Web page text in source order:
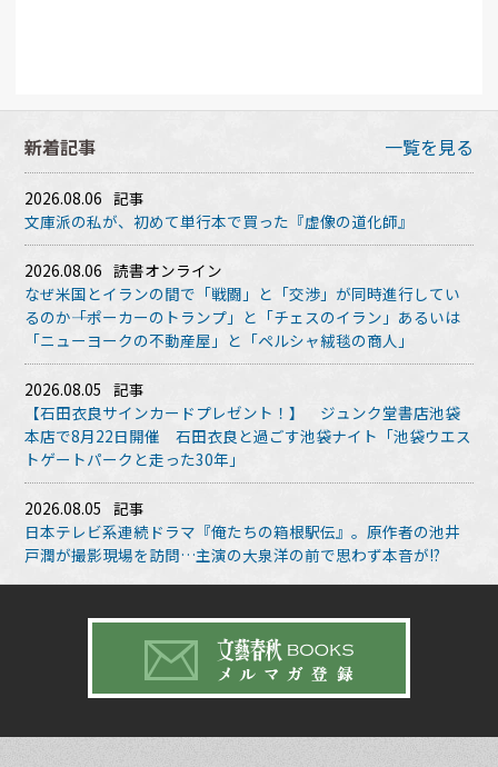
新着記事 一覧を見る
2026.08.06 記事
文庫派の私が、初めて単行本で買った『虚像の道化師』
2026.08.06 読書オンライン
なぜ米国とイランの間で「戦闘」と「交渉」が同時進行してい
るのか――「ポーカーのトランプ」と「チェスのイラン」あるいは
「ニューヨークの不動産屋」と「ペルシャ絨毯の商人」
2026.08.05
記事
【石田衣良サインカードプレゼント！】 ジュンク堂書店池袋
本店で8月22日開催 石田衣良と過ごす池袋ナイト「池袋ウエス
トゲートパークと走った30年」
2026.08.05
記事
日本テレビ系連続ドラマ『俺たちの箱根駅伝』。原作者の池井
戸潤が撮影現場を訪問…主演の大泉洋の前で思わず本音が!?